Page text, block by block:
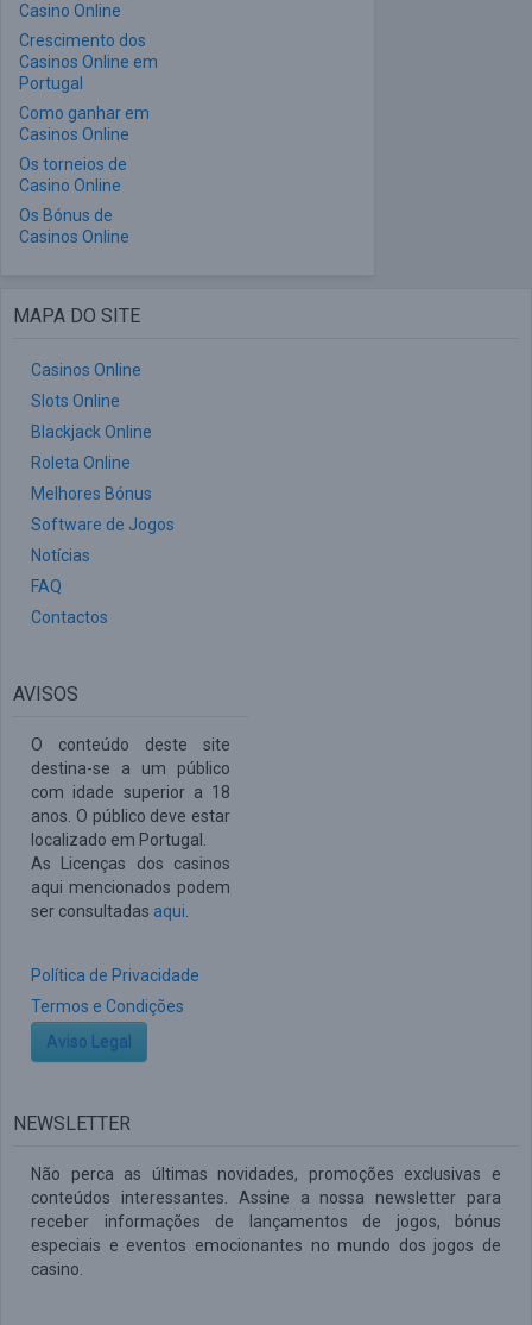
Casino Online
Crescimento dos
Casinos Online em
Portugal
Como ganhar em
Casinos Online
Os torneios de
Casino Online
Os Bónus de
Casinos Online
MAPA DO SITE
Casinos Online
Slots Online
Blackjack Online
Roleta Online
Melhores Bónus
Software de Jogos
Notícias
FAQ
Contactos
AVISOS
O conteúdo deste site
destina-se a um público
com idade superior a 18
anos. O público deve estar
localizado em Portugal.
As Licenças dos casinos
aqui mencionados podem
ser consultadas aqui
Política de Privacidade
Termos e Condições
Aviso Legal
NEWSLETTER
Não perca as últimas novidades, promoções exclusivas e
conteúdos interessantes. Assine a nossa newsletter para
receber informações de lançamentos de jogos, bónus
especiais e eventos emocionantes no mundo dos jogos de
casino.